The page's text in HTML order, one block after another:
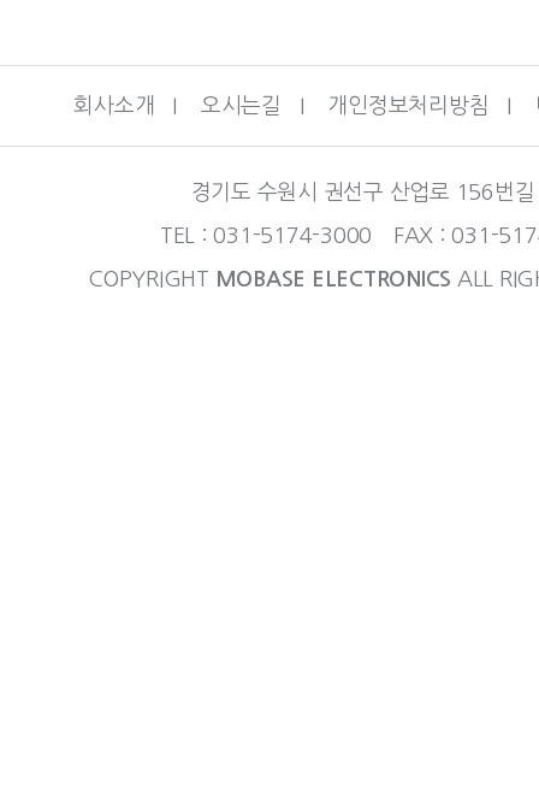
회사소개 I 오시는길 I 개인정보처리방침 I
경기도 수원시 권선구 산업로 156번
TEL : 031-5174-3000 FAX : 031-
COPYRIGHT MOBASE ELECTRONICS ALL